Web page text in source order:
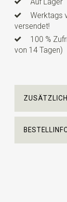
Werktags
versendet!
100 %
von 14 Tagen)